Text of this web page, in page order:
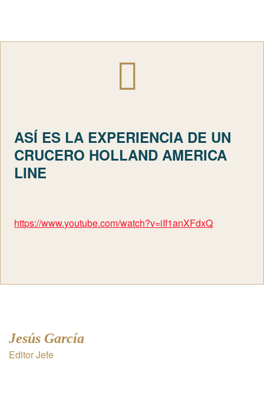
ASÍ ES LA EXPERIENCIA DE UN
CRUCERO HOLLAND AMERICA
LINE
https://www.youtube.com/watch?v=iIf1anXFdxQ
Jesús García
Editor Jefe